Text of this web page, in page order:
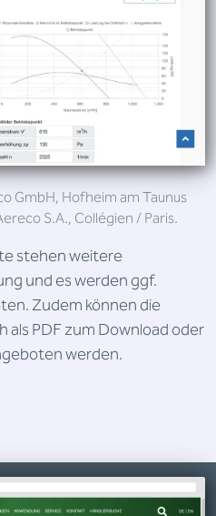
stehen weitere
und es werden ggf.
Zudem können die
PDF zum Download oder
werden.
GmbH, Hofheim am Taunus
S.A., Collégien / Paris.